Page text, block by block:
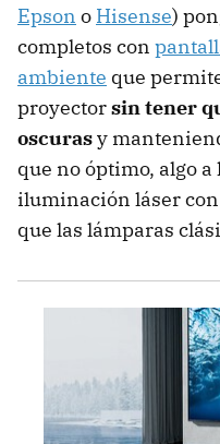
Epson o Hisense)
completos con
ambiente que
proyectorsin tener
oscurasy
que no óptimo, algo
iluminación láser
que las lámparas